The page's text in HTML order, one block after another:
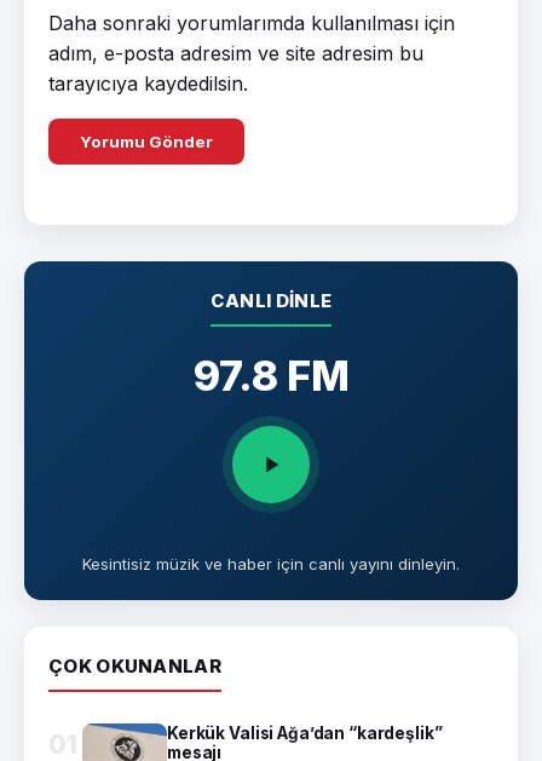
Daha sonraki yorumlarımda kullanılması için
adım, e-posta adresim ve site adresim bu
tarayıcıya kaydedilsin.
CANLI DINLE
97.8 FM
Kesintisiz müzik ve haber için canlı yayını dinleyin.
ÇOK OKUNANLAR
01
Kerkük Valisi Ağa’dan “kardeşlik”
mesajı